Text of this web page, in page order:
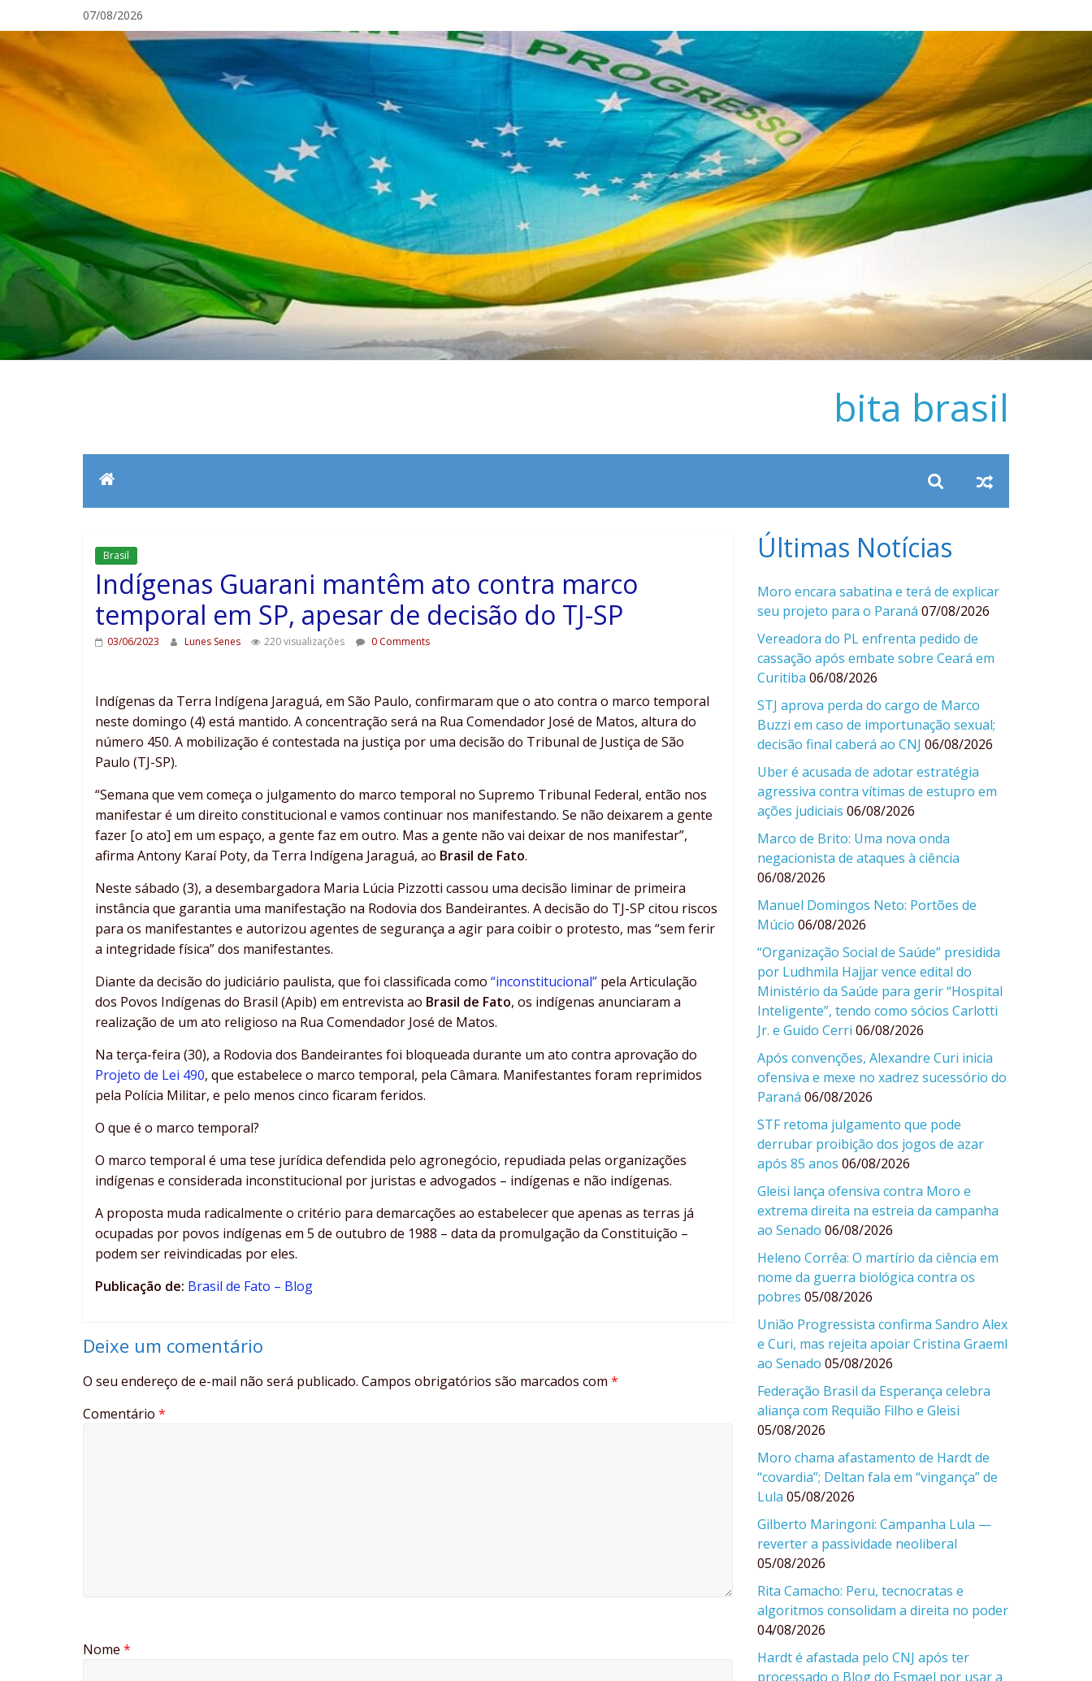
para
conteúdo
07/08/2026
bita brasil
Brasil
Indígenas Guarani mantêm ato contra marco
temporal em SP, apesar de decisão do TJ-SP
03/06/2023 Lunes Senes 220 visualizações 0 Comments
Indígenas da Terra Indígena Jaraguá, em São Paulo, confirmaram que o ato contra o marco temporal
neste domingo (4) está mantido. A concentração será na Rua Comendador José de Matos, altura do
número 450. A mobilização é contestada na justiça por uma decisão do Tribunal de Justiça de São
Paulo (TJ-SP).
“Semana que vem começa o julgamento do marco temporal no Supremo Tribunal Federal, então nos
manifestar é um direito constitucional e vamos continuar nos manifestando. Se não deixarem a gente
fazer [o ato] em um espaço, a gente faz em outro. Mas a gente não vai deixar de nos manifestar”,
afirma Antony Karaí Poty, da Terra Indígena Jaraguá, ao Brasil de Fato.
Neste sábado (3), a desembargadora Maria Lúcia Pizzotti cassou uma decisão liminar de primeira
instância que garantia uma manifestação na Rodovia dos Bandeirantes. A decisão do TJ-SP citou riscos
para os manifestantes e autorizou agentes de segurança a agir para coibir o protesto, mas “sem ferir
a integridade física” dos manifestantes.
Diante da decisão do judiciário paulista, que foi classificada como “inconstitucional” pela Articulação
dos Povos Indígenas do Brasil (Apib) em entrevista ao Brasil de Fato, os indígenas anunciaram a
realização de um ato religioso na Rua Comendador José de Matos.
Na terça-feira (30), a Rodovia dos Bandeirantes foi bloqueada durante um ato contra aprovação do
Projeto de Lei 490, que estabelece o marco temporal, pela Câmara. Manifestantes foram reprimidos
pela Polícia Militar, e pelo menos cinco ficaram feridos.
O que é o marco temporal?
O marco temporal é uma tese jurídica defendida pelo agronegócio, repudiada pelas organizações
indígenas e considerada inconstitucional por juristas e advogados – indígenas e não indígenas.
A proposta muda radicalmente o critério para demarcações ao estabelecer que apenas as terras já
ocupadas por povos indígenas em 5 de outubro de 1988 – data da promulgação da Constituição –
podem ser reivindicadas por eles.
Publicação de: Brasil de Fato – Blog
Deixe um comentário
O seu endereço de e-mail não será publicado. Campos obrigatórios são marcados com *
Comentário *
Nome *
Últimas Notícias
Moro encara sabatina e terá de explicar
seu projeto para o Paraná 07/08/2026
Vereadora do PL enfrenta pedido de
cassação após embate sobre Ceará em
Curitiba 06/08/2026
STJ aprova perda do cargo de Marco
Buzzi em caso de importunação sexual;
decisão final caberá ao CNJ 06/08/2026
Uber é acusada de adotar estratégia
agressiva contra vítimas de estupro em
ações judiciais 06/08/2026
Marco de Brito: Uma nova onda
negacionista de ataques à ciência
06/08/2026
Manuel Domingos Neto: Portões de
Múcio 06/08/2026
“Organização Social de Saúde” presidida
por Ludhmila Hajjar vence edital do
Ministério da Saúde para gerir “Hospital
Inteligente”, tendo como sócios Carlotti
Jr. e Guido Cerri 06/08/2026
Após convenções, Alexandre Curi inicia
ofensiva e mexe no xadrez sucessório do
Paraná 06/08/2026
STF retoma julgamento que pode
derrubar proibição dos jogos de azar
após 85 anos 06/08/2026
Gleisi lança ofensiva contra Moro e
extrema direita na estreia da campanha
ao Senado 06/08/2026
Heleno Corrêa: O martírio da ciência em
nome da guerra biológica contra os
pobres 05/08/2026
União Progressista confirma Sandro Alex
e Curi, mas rejeita apoiar Cristina Graeml
ao Senado 05/08/2026
Federação Brasil da Esperança celebra
aliança com Requião Filho e Gleisi
05/08/2026
Moro chama afastamento de Hardt de
“covardia”; Deltan fala em “vingança” de
Lula 05/08/2026
Gilberto Maringoni: Campanha Lula —
reverter a passividade neoliberal
05/08/2026
Rita Camacho: Peru, tecnocratas e
algoritmos consolidam a direita no poder
04/08/2026
Hardt é afastada pelo CNJ após ter
processado o Blog do Esmael por usar a